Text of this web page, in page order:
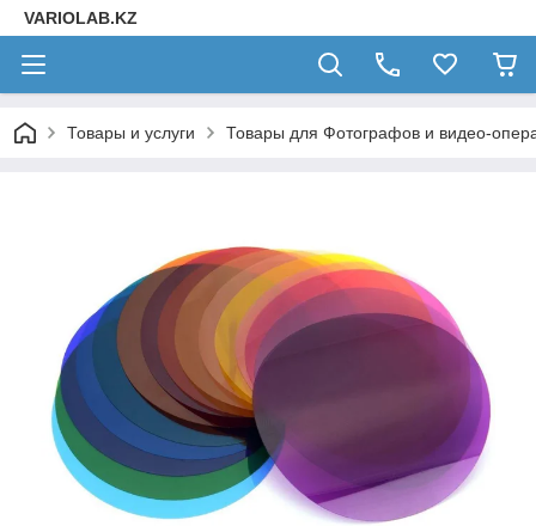
VARIOLAB.KZ
Товары и услуги Товары для Фотографов и видео-